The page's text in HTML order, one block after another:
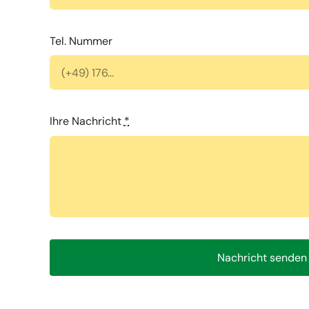
Tel. Nummer
Ihre Nachricht *
Nachricht senden